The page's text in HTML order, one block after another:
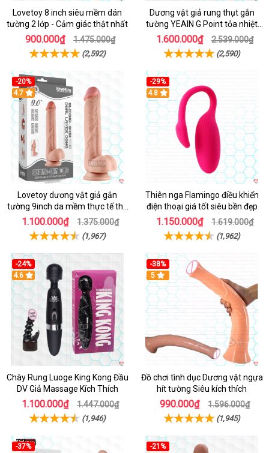
Lovetoy 8 inch siêu mềm dán
tường 2 lớp - Cảm giác thật nhất
900.000₫ 1.475.000₫
(2,592)
Dương vật giả rung thụt gắn
tường YEAIN G Point tỏa nhiệt
điều khiển từ xa
1.600.000₫ 2.539.000₫
(2,590)
-20%
Hot
4.7
Lovetoy dương vật giả gắn
tường 9inch da mềm thực tế thú
vị
1.100.000₫ 1.375.000₫
(1,967)
-29%
Hot
4.8
Thiên nga Flamingo điều khiển
điện thoại giá tốt siêu bền đẹp
1.150.000₫ 1.619.000₫
(1,962)
-24%
4.6
Chày Rung Luoge King Kong Đầu
DV Giả Massage Kích Thích
1.100.000₫ 1.447.000₫
(1,946)
-38%
Hot
5
Đồ chơi tình dục Dương vật ngựa
hít tường Siêu kích thích
990.000₫ 1.596.000₫
(1,945)
-37%
-21%